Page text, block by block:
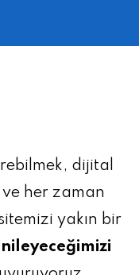
dijital
her zaman
yakın bir